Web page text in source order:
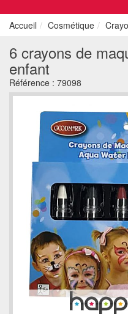
Accueil Cosmétique
6 crayons de
enfant
Référence : 79098